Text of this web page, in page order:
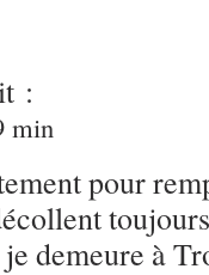
:
min
pour
demeure à